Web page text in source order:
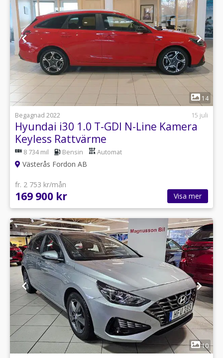
14
Begagnad 2022
15 juli
Hyundai i30 1.0 T-GDI N-Line Kamera
Keyless Rattvärme
8 734 mil Bensin Automat
Västerås Fordon AB
fr. 2 753 kr/mån
169 900 kr Visa mer
1
10